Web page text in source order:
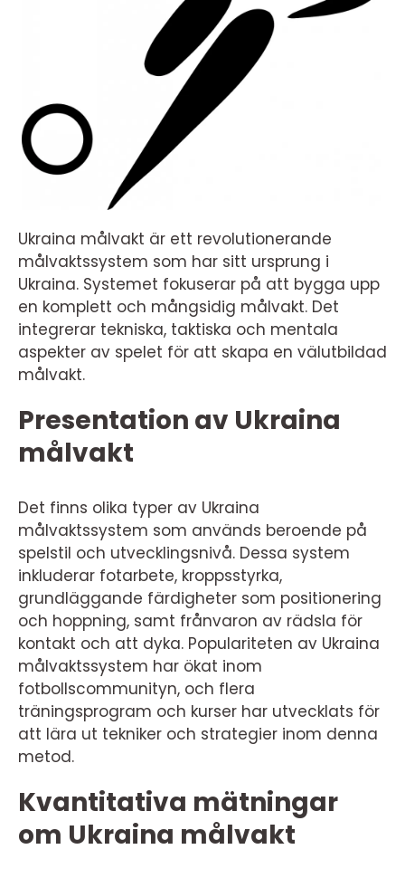
Ukraina målvakt är ett revolutionerande
målvaktssystem som har sitt ursprung i
Ukraina. Systemet fokuserar på att bygga upp
en komplett och mångsidig målvakt. Det
integrerar tekniska, taktiska och mentala
aspekter av spelet för att skapa en välutbildad
målvakt.
Presentation av Ukraina
målvakt
Det finns olika typer av Ukraina
målvaktssystem som används beroende på
spelstil och utvecklingsnivå. Dessa system
inkluderar fotarbete, kroppsstyrka,
grundläggande färdigheter som positionering
och hoppning, samt frånvaron av rädsla för
kontakt och att dyka. Populariteten av Ukraina
målvaktssystem har ökat inom
fotbollscommunityn, och flera
träningsprogram och kurser har utvecklats för
att lära ut tekniker och strategier inom denna
metod.
Kvantitativa mätningar
om Ukraina målvakt